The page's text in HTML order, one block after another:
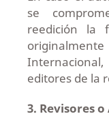
se
reedición la
editores de la
3. Revisores